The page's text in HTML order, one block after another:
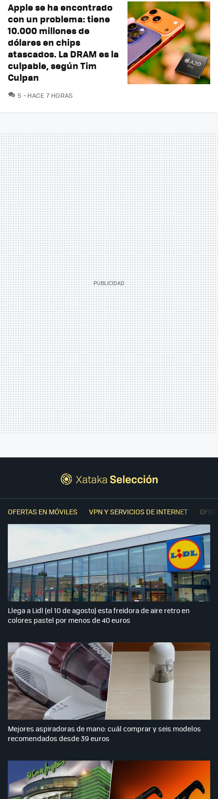
Apple se ha encontrado
con un problema: tiene
10.000 millones de
dólares en chips
atascados. La DRAM es la
culpable, según Tim
Culpan
5 COMENTARIOS
HACE 7 HORAS
OFERTAS EN MÓVILES VPN Y SERVICIOS DE INTERNET
Llega a Lidl (el 10 de agosto) esta freidora de aire retro en
colores pastel por menos de 40 euros
Mejores aspiradoras de mano: cuál comprar y seis modelos
recomendados desde 39 euros